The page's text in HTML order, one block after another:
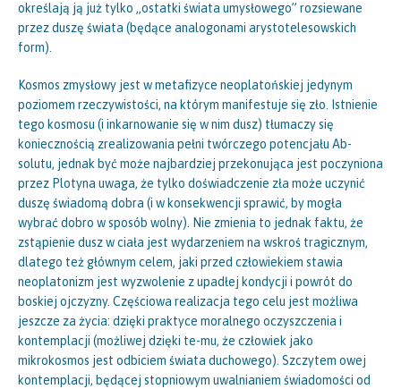
określają ją już tylko „ostatki świata umysłowego” rozsiewane
przez duszę świata (będące analogonami arystotelesowskich
form).
Kosmos zmysłowy jest w metafizyce neoplatońskiej jedynym
poziomem rzeczywistości, na którym manifestuje się zło. Istnienie
tego kosmosu (i inkarnowanie się w nim dusz) tłumaczy się
koniecznością zrealizowania pełni twórczego potencjału Ab-
solutu, jednak być może najbardziej przekonująca jest poczyniona
przez Plotyna uwaga, że tylko doświadczenie zła może uczynić
duszę świadomą dobra (i w konsekwencji sprawić, by mogła
wybrać dobro w sposób wolny). Nie zmienia to jednak faktu, że
zstąpienie dusz w ciała jest wydarzeniem na wskroś tragicznym,
dlatego też głównym celem, jaki przed człowiekiem stawia
neoplatonizm jest wyzwolenie z upadłej kondycji i powrót do
boskiej ojczyzny. Częściowa realizacja tego celu jest możliwa
jeszcze za życia: dzięki praktyce moralnego oczyszczenia i
kontemplacji (możliwej dzięki te-mu, że człowiek jako
mikrokosmos jest odbiciem świata duchowego). Szczytem owej
kontemplacji, będącej stopniowym uwalnianiem świadomości od